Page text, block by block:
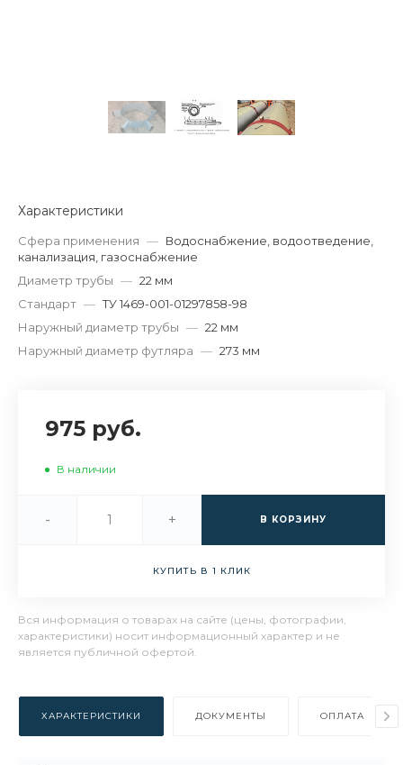
Характеристики
Сфера применения — Водоснабжение, водоотведение,
канализация, газоснабжение
Диаметр трубы — 22 мм
Стандарт — ТУ 1469-001-01297858-98
Наружный диаметр трубы — 22 мм
Наружный диаметр футляра — 273 мм
975 руб.
В наличии
- + В КОРЗИНУ
КУПИТЬ В 1 КЛИК
Вся информация о товарах на сайте (цены, фотографии,
характеристики) носит информационный характер и не
является публичной офертой.
ХАРАКТЕРИСТИКИ ДОКУМЕНТЫ ОПЛАТА